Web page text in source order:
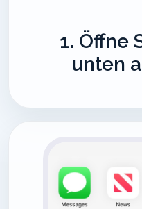
1. Öffne
unten